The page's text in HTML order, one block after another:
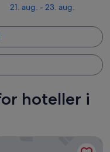
21. aug. - 23. aug.
hoteller i